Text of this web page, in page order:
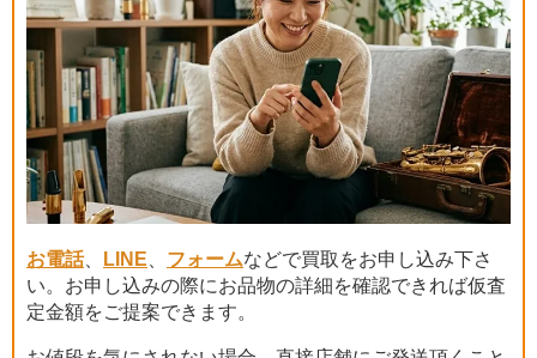
お電話、 LINE フォームなどで買取をお申し込み下さ
い。お申し込みの際にお品物の詳細を確認できれば仮査
定金額をご提案できます。